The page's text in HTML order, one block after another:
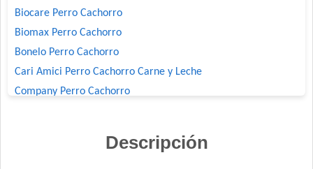
Biocare Perro Cachorro
Biomax Perro Cachorro
Bonelo Perro Cachorro
Cari Amici Perro Cachorro Carne y Leche
Company Perro Cachorro
Deleita Super Premium Perro Cachorro
Descripción